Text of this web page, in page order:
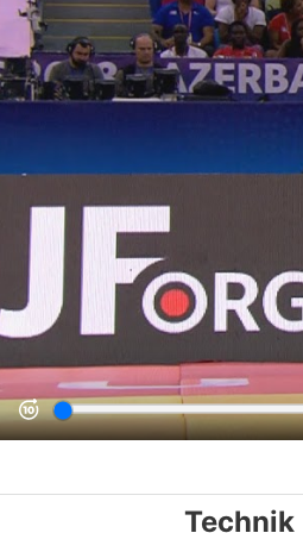
Technik